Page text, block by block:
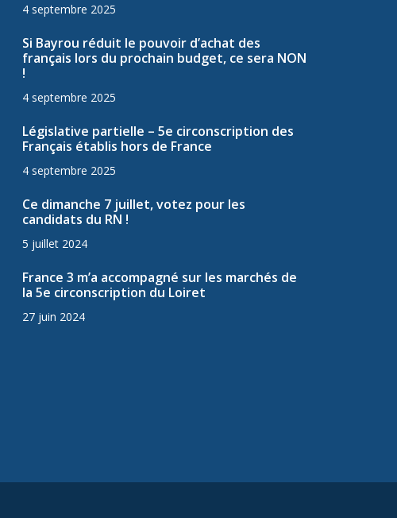
4 septembre 2025
Si Bayrou réduit le pouvoir d’achat des
français lors du prochain budget, ce sera NON
!
4 septembre 2025
Législative partielle – 5e circonscription des
Français établis hors de France
4 septembre 2025
Ce dimanche 7 juillet, votez pour les
candidats du RN !
5 juillet 2024
France 3 m’a accompagné sur les marchés de
la 5e circonscription du Loiret
27 juin 2024